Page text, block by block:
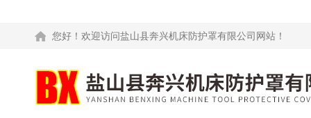
您好！欢迎访问盐山县奔兴机床防护罩有限公司网站！